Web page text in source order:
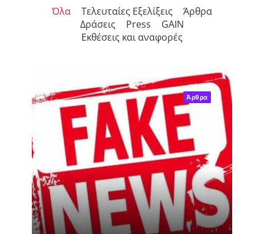
Όλα Τελευταίες Εξελίξεις
Άρθρα
Δράσεις
Press
GAIN
Εκθέσεις και αναφορές
Άρθρα